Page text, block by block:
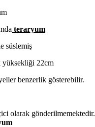
teraryum
süslemiş
yüksekliği 22cm
benzerlik gösterebilir.
olarak gönderilmemektedir.